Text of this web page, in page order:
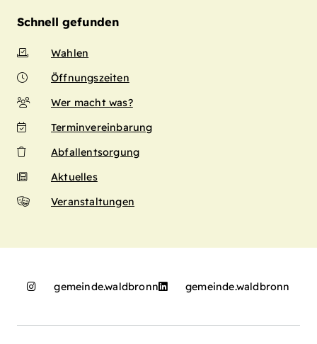
Schnell gefunden
Wahlen
Öffnungszeiten
Wer macht was?
Terminvereinbarung
Abfallentsorgung
Aktuelles
Veranstaltungen
gemeinde.waldbronn gemeinde.waldbronn